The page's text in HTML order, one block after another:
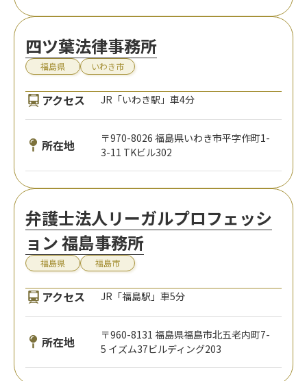
四ツ葉法律事務所
福島県 いわき市
アクセス JR「いわき駅」車4分
所在地
〒970-8026 福島県いわき市平字作町1-
3-11 TKビル302
弁護士法人リーガルプロフェッシ
ョン 福島事務所
福島県 福島市
アクセス JR「福島駅」車5分
所在地
〒960-8131 福島県福島市北五老内町7-
5 イズム37ビルディング203